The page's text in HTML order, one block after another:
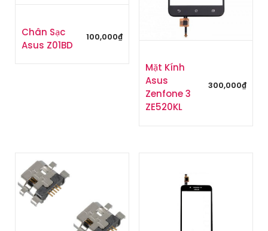
Chân Sạc
Asus Z01BD
100,000₫
Mặt Kính
Asus
Zenfone 3
ZE520KL
300,000₫